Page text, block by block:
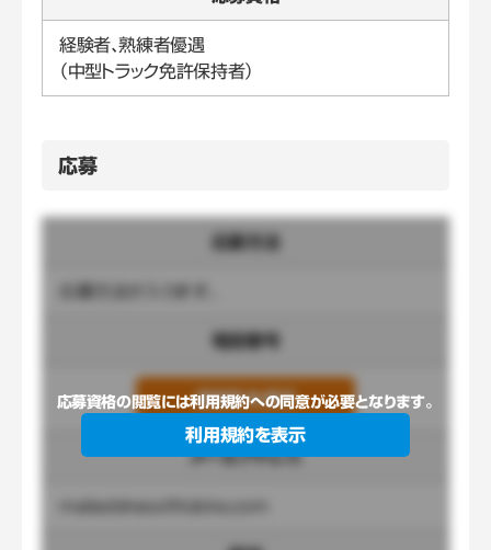
経験者、熟練者優遇
（中型トラック免許保持者）
応募
応募資格の閲覧には利用規約への同意が必要となります。
利用規約を表示
連絡先を表示
メールアドレス